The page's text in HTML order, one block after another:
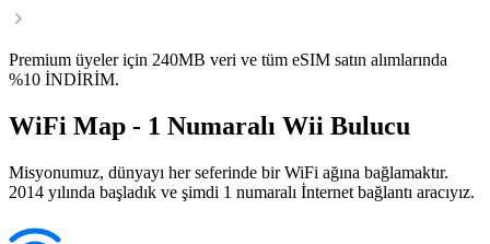
Premium üyeler için 240MB veri ve tüm eSIM satın alımlarında
%10 İNDİRİM.
WiFi Map - 1 Numaralı Wii Bulucu
Misyonumuz, dünyayı her seferinde bir WiFi ağına bağlamaktır.
2014 yılında başladık ve şimdi 1 numaralı İnternet bağlantı aracıyız.